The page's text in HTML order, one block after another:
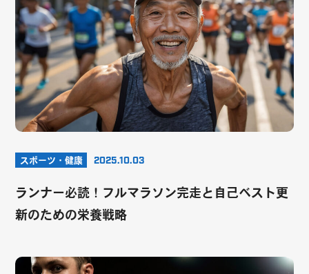
スポーツ・健康 2025.10.03
ランナー必読！フルマラソン完走と自己ベスト更
新のための栄養戦略